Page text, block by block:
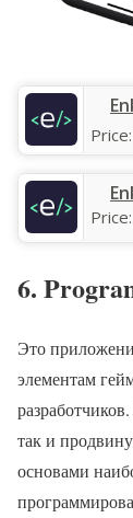
Price:
Price:
6.
Это
элементам
так и
основами